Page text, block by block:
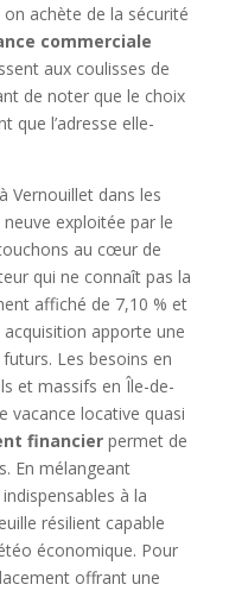
on achète de la sécurité
commerciale
aux coulisses de
de noter que le choix
que l’adresse elle-
Vernouillet dans les
exploitée par le
au cœur de
qui ne connaît pas la
affiché de 7,10 % et
apporte une
Les besoins en
et massifs en Île-de-
vacance locative quasi
financierpermet de
En mélangeant
à la
résilient capable
économique. Pour
offrant une